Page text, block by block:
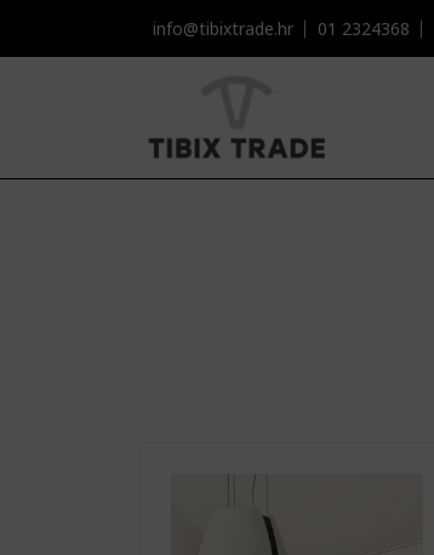
info@tibixtrade.hr 01 2324368